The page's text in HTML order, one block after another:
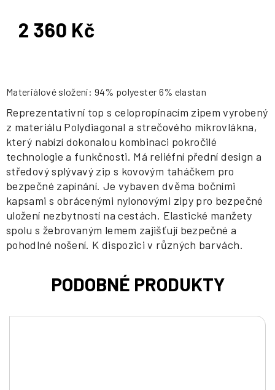
2 360 Kč
Měrná
Materiálové složení: 94% polyester 6% elastan
Reprezentativní top s celopropínacím zipem vyrobený
z materiálu Polydiagonal a strečového mikrovlákna,
který nabízí dokonalou kombinaci pokročilé
technologie a funkčnosti. Má reliéfní přední design a
středový splývavý zip s kovovým taháčkem pro
bezpečné zapínání. Je vybaven dvěma bočními
kapsami s obrácenými nylonovými zipy pro bezpečné
uložení nezbytností na cestách. Elastické manžety
spolu s žebrovaným lemem zajišťují bezpečné a
pohodlné nošení. K dispozici v různých barvách.